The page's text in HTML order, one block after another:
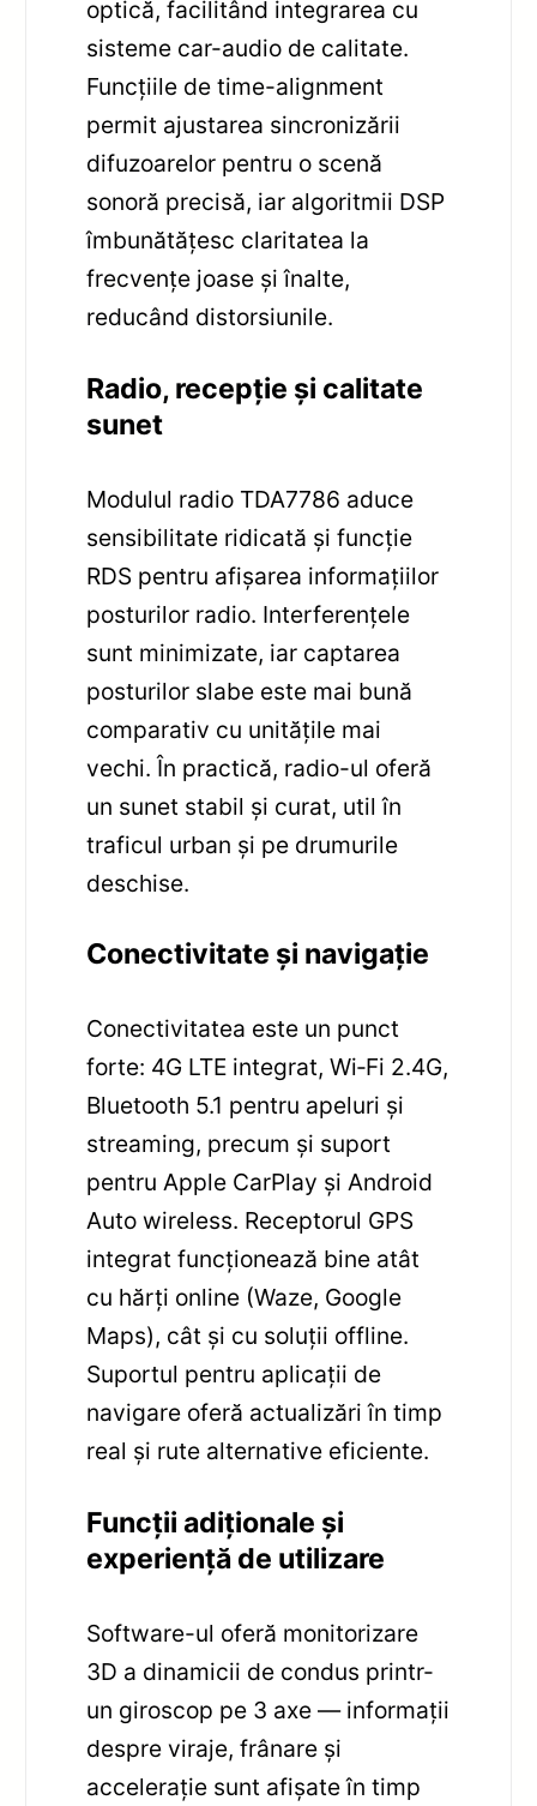
optică, facilitând integrarea cu
sisteme car-audio de calitate.
Funcțiile de time-alignment
permit ajustarea sincronizării
difuzoarelor pentru o scenă
sonoră precisă, iar algoritmii DSP
îmbunătățesc claritatea la
frecvențe joase și înalte,
reducând distorsiunile.
Radio, recepție și calitate
sunet
Modulul radio TDA7786 aduce
sensibilitate ridicată și funcție
RDS pentru afișarea informațiilor
posturilor radio. Interferențele
sunt minimizate, iar captarea
posturilor slabe este mai bună
comparativ cu unitățile mai
vechi. În practică, radio-ul oferă
un sunet stabil și curat, util în
traficul urban și pe drumurile
deschise.
Conectivitate și navigație
Conectivitatea este un punct
forte: 4G LTE integrat, Wi‑Fi 2.4G,
Bluetooth 5.1 pentru apeluri și
streaming, precum și suport
pentru Apple CarPlay și Android
Auto wireless. Receptorul GPS
integrat funcționează bine atât
cu hărți online (Waze, Google
Maps), cât și cu soluții offline.
Suportul pentru aplicații de
navigare oferă actualizări în timp
real și rute alternative eficiente.
Funcții adiționale și
experiență de utilizare
Software-ul oferă monitorizare
3D a dinamicii de condus printr-
un giroscop pe 3 axe — informații
despre viraje, frânare și
accelerație sunt afișate în timp